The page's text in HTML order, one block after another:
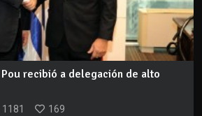
recibió a delegación de alto
1181 169